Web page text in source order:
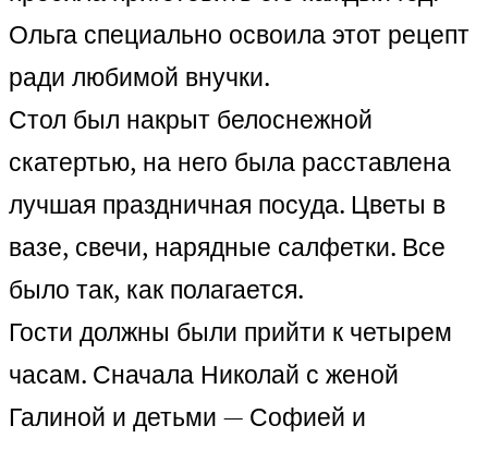
Ольга специально освоила этот рецепт
ради любимой внучки.
Стол был накрыт белоснежной
скатертью, на него была расставлена
лучшая праздничная посуда. Цветы в
вазе, свечи, нарядные салфетки. Все
было так, как полагается.
Гости должны были прийти к четырем
часам. Сначала Николай с женой
Галиной и детьми — Софией и